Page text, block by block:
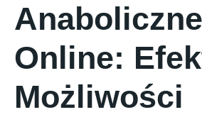
Anaboliczne
Online:
Możliwości